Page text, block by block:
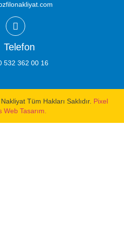
Telefon
532 362 00 16
Tüm Hakları Saklıdır. Pixel
Web Tasarım.